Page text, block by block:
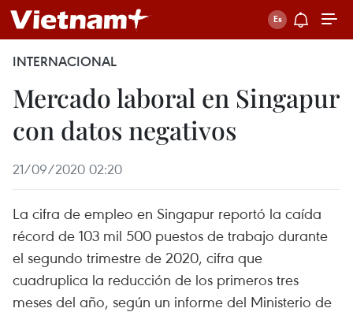
INTERNACIONAL
Mercado laboral en Singapur
con datos negativos
21/09/2020 02:20
La cifra de empleo en Singapur reportó la caída
récord de 103 mil 500 puestos de trabajo durante
el segundo trimestre de 2020, cifra que
cuadruplica la reducción de los primeros tres
meses del año, según un informe del Ministerio de